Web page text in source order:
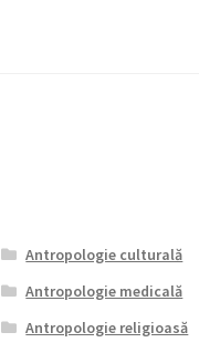
Antropologie culturală
Antropologie medicală
Antropologie religioasă